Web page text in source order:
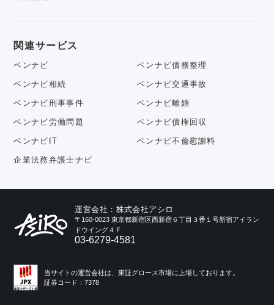
関連サービス
ベンナビ ベンナビ債務整理
ベンナビ相続 ベンナビ交通事故
ベンナビ刑事事件 ベンナビ離婚
ベンナビ労働問題 ベンナビ債権回収
ベンナビIT ベンナビ不倫慰謝料
企業法務弁護士ナビ
運営会社：株式会社アシロ
〒160-0023 東京都新宿区西新宿６丁目３番１号新宿アイラン
ドウイング４Ｆ
03-6279-4581
当サイトの運営会社は、東証グロース市場に上場しております。
証券コード：7378